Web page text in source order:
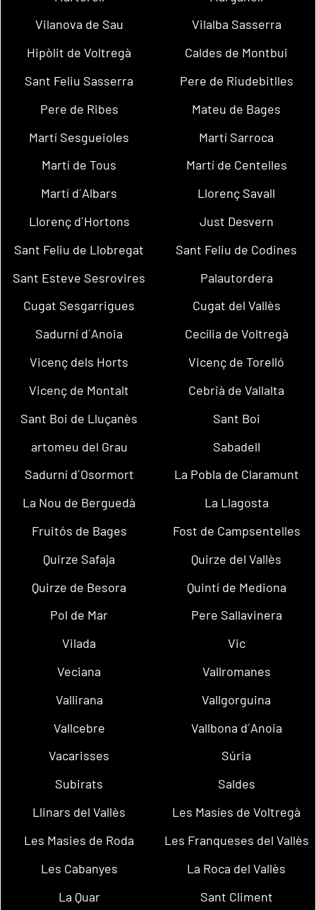
Vilanova de Sau
Vilalba Sasserra
Hipòlit de Voltregà
Caldes de Montbui
Sant Feliu Sasserra
Pere de Riudebitlles
Pere de Ribes
Mateu de Bages
Martí Sesgueioles
Martí Sarroca
Martí de Tous
Martí de Centelles
Martí d´Albars
Llorenç Savall
Llorenç d´Hortons
Just Desvern
Sant Feliu de Llobregat
Sant Feliu de Codines
Sant Esteve Sesrovires
Palautordera
Cugat Sesgarrigues
Cugat del Vallès
Sadurní d´Anoia
Cecília de Voltregà
Vicenç dels Horts
Vicenç de Torelló
Vicenç de Montalt
Cebrià de Vallalta
Sant Boi de Lluçanès
Sant Boi
artomeu del Grau
Sabadell
Sadurní d´Osormort
La Pobla de Claramunt
La Nou de Berguedà
La Llagosta
Fruitós de Bages
Fost de Campsentelles
Quirze Safaja
Quirze del Vallès
Quirze de Besora
Quintí de Mediona
Pol de Mar
Pere Sallavinera
Vilada
Vic
Veciana
Vallromanes
Vallirana
Vallgorguina
Vallcebre
Vallbona d´Anoia
Vacarisses
Súria
Subirats
Saldes
Llinars del Vallès
Les Masíes de Voltregà
Les Masies de Roda
Les Franqueses del Vallès
Les Cabanyes
La Roca del Vallès
La Quar
Sant Climent